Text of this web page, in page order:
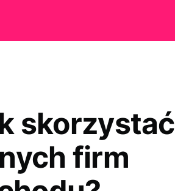
skorzystać
firm